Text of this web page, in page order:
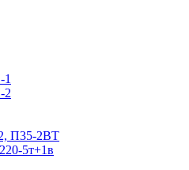
2
П35-2ВТ
5т+1в